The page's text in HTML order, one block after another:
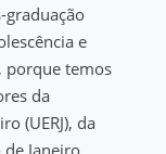
graduação
e
porque temos
da
(UERJ), da
Janeiro